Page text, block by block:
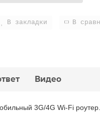
В закладки В
Видео
3G/4G Wi-Fi